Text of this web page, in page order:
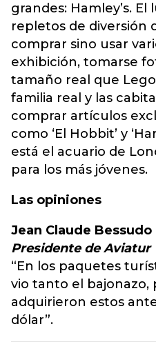
grandes: Hamley’s.
repletos de diversión
comprar sino usar
exhibición, tomarse
tamaño real que
familia real y las
comprar artículos
como ‘El Hobbit’ y
está el acuario de
para los más jóvenes.
Las opiniones
Jean Claude Bessudo
Presidente de Aviatur
“En los paquetes
vio tanto el bajonazo,
adquirieron estos
dólar”.